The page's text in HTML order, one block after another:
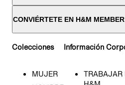
CONVIÉRTETE EN H&M MEMBER
Colecciones
MUJER
Información
TRABAJAR